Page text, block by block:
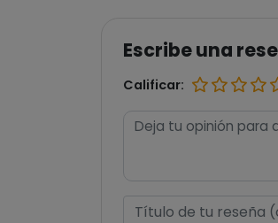
Escribe una
Calificar: